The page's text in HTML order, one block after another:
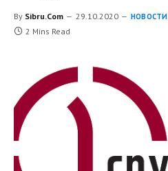
By Sibru.Com 29.10.2020 НОВОСТИ
2 Mins Read